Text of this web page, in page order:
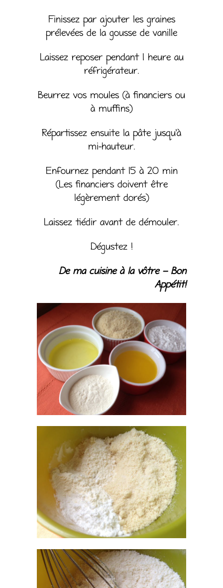
Finissez par ajouter les graines
prélevées de la gousse de vanille
Laissez reposer pendant 1 heure au
réfrigérateur.
Beurrez vos moules (à financiers ou
à muffins)
Répartissez ensuite la pâte jusqu’à
mi-hauteur.
Enfournez pendant 15 à 20 min
(Les financiers doivent être
légèrement dorés)
Laissez tiédir avant de démouler.
Dégustez !
De ma cuisine à la vôtre – Bon
Appétit!